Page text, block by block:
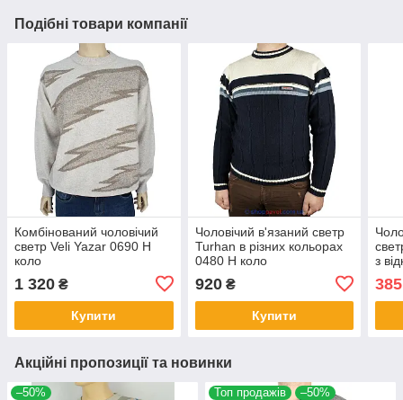
Подібні товари компанії
Комбінований чоловічий
светр Veli Yazar 0690 Н
коло
1 320 ₴
Купити
Чоловічий в'язаний светр
Turhan в різних кольорах
0480 Н коло
920₴
Купити
з
385
Акційні пропозиції та новинки
–50% Топ продажів –50%